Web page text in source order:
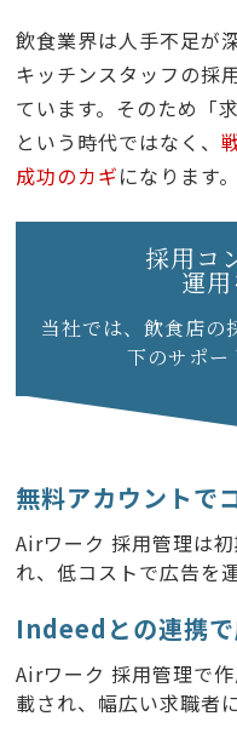
飲食業界は人手不足が
キッチンスタッフの採
ています。そのため「
という時代ではなく、
成功のカギになります。
採用コ
運
当社では、飲食店の
下のサポー
無料アカウントで
Airワーク 採用管理は
れ、低コストで広告を
Indeedとの連携
Airワーク 採用管理で
載され、幅広い求職者